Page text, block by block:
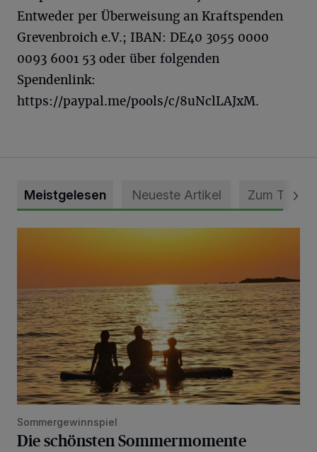
Entweder per Überweisung an Kraftspenden
Grevenbroich e.V.; IBAN: DE40 3055 0000
0093 6001 53 oder über folgenden
Spendenlink:
https://paypal.me/pools/c/8uNclLAJxM.
Meistgelesen Neueste Artikel Zum Thema
Die schönsten Sommermomente gesucht
Sommergewinnspiel
Die schönsten Sommermomente